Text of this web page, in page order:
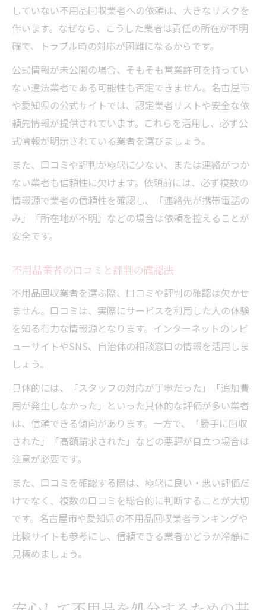
していない不用品回収業者への依頼は、大きなリスクを
伴います。なぜなら、こうした業者は責任の所在が不明
確で、トラブル時の対応が困難になるからです。
公式情報が未公開の場合、そもそも営業許可を持ってい
ない違法業者である可能性も否定できません。名古屋市
や愛知県の公式サイトでは、認定業者リストや安全な依
頼先情報が提供されています。これらを活用し、必ず公
式情報が明示されている業者を選びましょう。
また、口コミや評判が極端に少ない、または連絡がつか
ない業者も信頼性に欠けます。依頼前には、必ず複数の
情報源で業者の信頼性を確認し、「連絡先が携帯電話の
み」「所在地が不明」などの場合は依頼を控えることが
安全です。
不用品業者の口コミと評判の確認法
不用品回収業者を選ぶ際、口コミや評判の確認は欠かせ
ません。口コミは、実際にサービスを利用した人の体験
を知る有力な情報源となります。インターネットのレビ
ューサイトやSNS、自治体の相談窓口の情報を活用しま
しょう。
具体的には、「スタッフの対応が丁寧だった」「追加費
用が発生しなかった」といった具体的な評価が多い業者
は、信頼できる傾向があります。一方で、「勝手に回収
された」「高額請求された」などの悪評が目立つ場合は
注意が必要です。
また、口コミを確認する際は、極端に良い・悪い評価だ
けでなく、複数の口コミを総合的に判断することが大切
です。名古屋市や愛知県の不用品回収業者ランキングや
比較サイトも参考にし、信頼できる業者かどうか冷静に
見極めましょう。